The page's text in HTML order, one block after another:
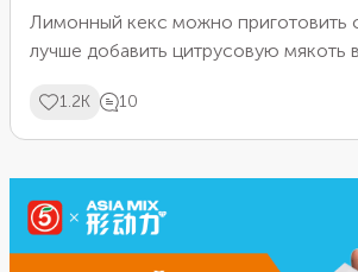
Лимонный кекс можно приготовить
лучше добавить цитрусовую мякоть
вкуснее. Кроме того, мякоть
выступает в роли натурального
оттенка. Количество сахара в
отрегулировать по своему желанию.
переживаете, что десерт
1.2K 10